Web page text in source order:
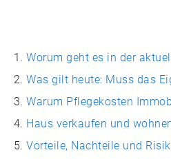
Worum geht es in der
Was gilt heute: Muss das
Warum Pflegekosten
Haus verkaufen und
Vorteile, Nachteile und